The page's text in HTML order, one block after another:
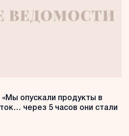
опускали продукты в
через 5 часов они стали